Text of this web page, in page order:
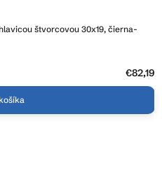
štvorcovou 30x19, čierna-
€82,19